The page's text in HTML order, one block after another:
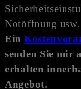
Notöffnung
Ein
senden Sie mir
erhalten
Angebot.